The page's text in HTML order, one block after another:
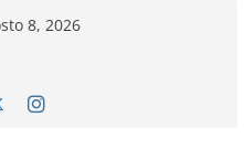
8, 2026